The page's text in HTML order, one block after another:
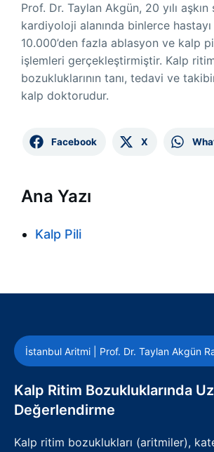
Prof. Dr. Taylan Akgün, 20 yılı aşkın
kardiyoloji alanında binlerce
10.000’den fazla ablasyon ve kalp
işlemleri gerçekleştirmiştir. Kalp
bozukluklarının tanı, tedavi ve
kalp doktorudur.
Facebook X
Ana Yazı
Kalp Pili
İstanbul Aritmi | Prof. Dr. Taylan Akgün
Kalp Ritim Bozukluklarında
Değerlendirme
Kalp ritim bozuklukları (aritmiler),